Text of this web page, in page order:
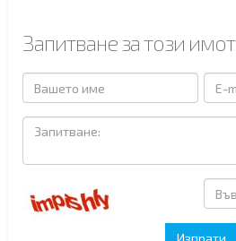
Запитване за този имот